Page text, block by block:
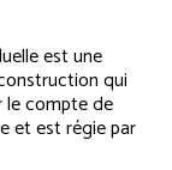
est une
qui
le compte de
et est régie par